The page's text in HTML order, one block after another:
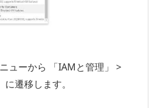
ューから 「IAMと管理」 >
遷移します。